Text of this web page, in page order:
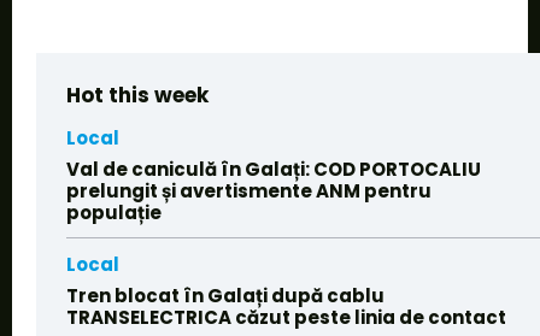
Hot this week
Local
Val de caniculă în Galați: COD PORTOCALIU
prelungit și avertismente ANM pentru
populație
Local
Tren blocat în Galați după cablu
TRANSELECTRICA căzut peste linia de contact